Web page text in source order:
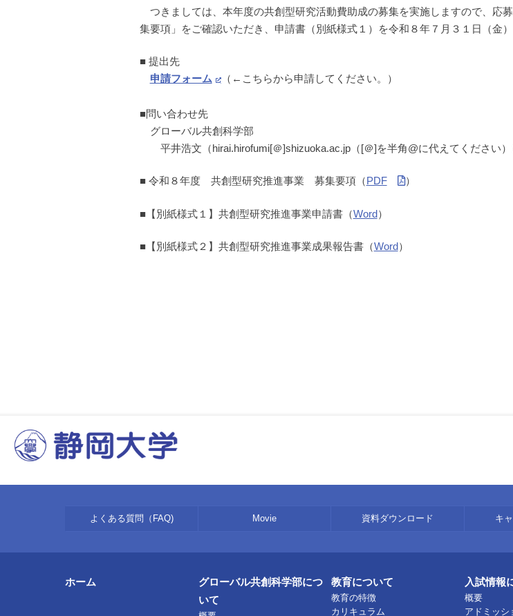
つきましては、本年度の共創型研究活動費助成の募集を実施しますので、
集要項」をご確認いただき、申請書（別紙様式１）を令和８年７月３１日（金
■ 提出先
申請フォーム
（←こちらから申請してください。）
■問い合わせ先
グローバル共創科学部
平井浩文（hirai.hirofumi[＠]shizuoka.ac.jp（[＠]を半角@に代えてください）
■ 令和８年度 共創型研究推進事業 募集要項（PDF ）
■【別紙様式１】共創型研究推進事業申請書（Word）
■【別紙様式２】共創型研究推進事業成果報告書（Word）
よくある質問（FAQ) Movie 資料ダウンロード キ
ホーム
グローバル共創科学部につ
いて
教育について
教育の特徴
カリキュラム
入試情報
概要
アドミッシ